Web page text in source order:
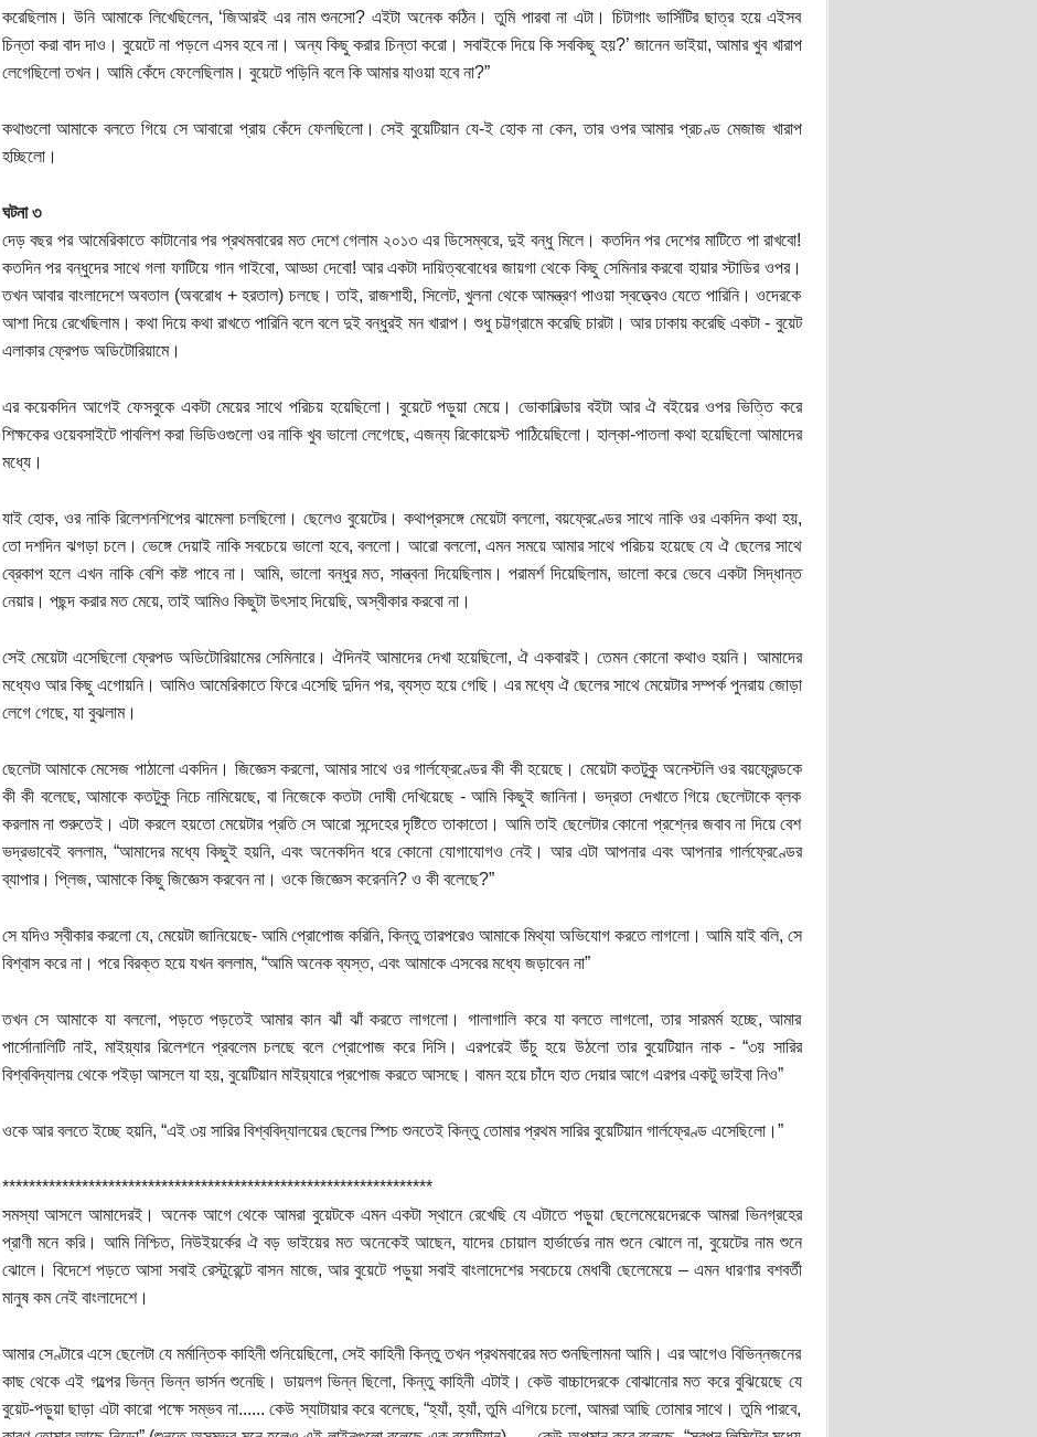
করেছিলাম। উনি আমাকে লিখেছিলেন, ‘জিআরই এর নাম শুনসো? এইটা অনেক কঠিন। তুমি পারবা না এটা। চিটাগাং ভার্সিটির ছাত্র হয়ে এইসব
চিন্তা করা বাদ দাও। বুয়েটে না পড়লে এসব হবে না। অন্য কিছু করার চিন্তা করো। সবাইকে দিয়ে কি সবকিছু হয়?’ জানেন ভাইয়া, আমার খুব খারাপ
লেগেছিলো তখন। আমি কেঁদে ফেলেছিলাম। বুয়েটে পড়িনি বলে কি আমার যাওয়া হবে না?”
কথাগুলো আমাকে বলতে গিয়ে সে আবারো প্রায় কেঁদে ফেলছিলো। সেই বুয়েটিয়ান যে-ই হোক না কেন, তার ওপর আমার প্রচণ্ড মেজাজ খারাপ
হচ্ছিলো।
ঘটনা ৩
দেড় বছর পর আমেরিকাতে কাটানোর পর প্রথমবারের মত দেশে গেলাম ২০১৩ এর ডিসেম্বরে, দুই বন্ধু মিলে। কতদিন পর দেশের মাটিতে পা রাখবো!
কতদিন পর বন্ধুদের সাথে গলা ফাটিয়ে গান গাইবো, আড্ডা দেবো! আর একটা দায়িত্ববোধের জায়গা থেকে কিছু সেমিনার করবো হায়ার স্টাডির ওপর।
তখন আবার বাংলাদেশে অবতাল (অবরোধ + হরতাল) চলছে। তাই, রাজশাহী, সিলেট, খুলনা থেকে আমন্ত্রণ পাওয়া স্বত্ত্বেও যেতে পারিনি। ওদেরকে
আশা দিয়ে রেখেছিলাম। কথা দিয়ে কথা রাখতে পারিনি বলে বলে দুই বন্ধুরই মন খারাপ। শুধু চট্টগ্রামে করেছি চারটা। আর ঢাকায় করেছি একটা - বুয়েট
এলাকার ফ্রেপড অডিটোরিয়ামে।
এর কয়েকদিন আগেই ফেসবুকে একটা মেয়ের সাথে পরিচয় হয়েছিলো। বুয়েটে পড়ুয়া মেয়ে। ভোকাবিল্ডার বইটা আর ঐ বইয়ের ওপর ভিত্তি করে
শিক্ষকের ওয়েবসাইটে পাবলিশ করা ভিডিওগুলো ওর নাকি খুব ভালো লেগেছে, এজন্য রিকোয়েস্ট পাঠিয়েছিলো। হাল্কা-পাতলা কথা হয়েছিলো আমাদের
মধ্যে।
যাই হোক, ওর নাকি রিলেশনশিপের ঝামেলা চলছিলো। ছেলেও বুয়েটের। কথাপ্রসঙ্গে মেয়েটা বললো, বয়ফ্রেণ্ডের সাথে নাকি ওর একদিন কথা হয়,
তো দশদিন ঝগড়া চলে। ভেঙ্গে দেয়াই নাকি সবচেয়ে ভালো হবে, বললো। আরো বললো, এমন সময়ে আমার সাথে পরিচয় হয়েছে যে ঐ ছেলের সাথে
ব্রেকাপ হলে এখন নাকি বেশি কষ্ট পাবে না। আমি, ভালো বন্ধুর মত, সান্ত্বনা দিয়েছিলাম। পরামর্শ দিয়েছিলাম, ভালো করে ভেবে একটা সিদ্ধান্ত
নেয়ার। পছন্দ করার মত মেয়ে, তাই আমিও কিছুটা উৎসাহ দিয়েছি, অস্বীকার করবো না।
সেই মেয়েটা এসেছিলো ফ্রেপড অডিটোরিয়ামের সেমিনারে। ঐদিনই আমাদের দেখা হয়েছিলো, ঐ একবারই। তেমন কোনো কথাও হয়নি। আমাদের
মধ্যেও আর কিছু এগোয়নি। আমিও আমেরিকাতে ফিরে এসেছি দুদিন পর, ব্যস্ত হয়ে গেছি। এর মধ্যে ঐ ছেলের সাথে মেয়েটার সম্পর্ক পুনরায় জোড়া
লেগে গেছে, যা বুঝলাম।
ছেলেটা আমাকে মেসেজ পাঠালো একদিন। জিজ্ঞেস করলো, আমার সাথে ওর গার্লফ্রেণ্ডের কী কী হয়েছে। মেয়েটা কতটুকু অনেস্টলি ওর বয়ফ্রেন্ডকে
কী কী বলেছে, আমাকে কতটুকু নিচে নামিয়েছে, বা নিজেকে কতটা দোষী দেখিয়েছে - আমি কিছুই জানিনা। ভদ্রতা দেখাতে গিয়ে ছেলেটাকে ব্লক
করলাম না শুরুতেই। এটা করলে হয়তো মেয়েটার প্রতি সে আরো সন্দেহের দৃষ্টিতে তাকাতো। আমি তাই ছেলেটার কোনো প্রশ্নের জবাব না দিয়ে বেশ
ভদ্রভাবেই বললাম, “আমাদের মধ্যে কিছুই হয়নি, এবং অনেকদিন ধরে কোনো যোগাযোগও নেই। আর এটা আপনার এবং আপনার গার্লফ্রেণ্ডের
ব্যাপার। প্লিজ, আমাকে কিছু জিজ্ঞেস করবেন না। ওকে জিজ্ঞেস করেননি? ও কী বলেছে?”
সে যদিও স্বীকার করলো যে, মেয়েটা জানিয়েছে- আমি প্রোপোজ করিনি, কিন্তু তারপরেও আমাকে মিথ্যা অভিযোগ করতে লাগলো। আমি যাই বলি, সে
বিশ্বাস করে না। পরে বিরক্ত হয়ে যখন বললাম, “আমি অনেক ব্যস্ত, এবং আমাকে এসবের মধ্যে জড়াবেন না”
তখন সে আমাকে যা বললো, পড়তে পড়তেই আমার কান ঝাঁ ঝাঁ করতে লাগলো। গালাগালি করে যা বলতে লাগলো, তার সারমর্ম হচ্ছে, আমার
পার্সোনালিটি নাই, মাইয়্যার রিলেশনে প্রবলেম চলছে বলে প্রোপোজ করে দিসি। এরপরেই উঁচু হয়ে উঠলো তার বুয়েটিয়ান নাক - “৩য় সারির
বিশ্ববিদ্যালয় থেকে পইড়া আসলে যা হয়, বুয়েটিয়ান মাইয়্যারে প্রপোজ করতে আসছে। বামন হয়ে চাঁদে হাত দেয়ার আগে এরপর একটু ভাইবা নিও”
ওকে আর বলতে ইচ্ছে হয়নি, “এই ৩য় সারির বিশ্ববিদ্যালয়ের ছেলের স্পিচ শুনতেই কিন্তু তোমার প্রথম সারির বুয়েটিয়ান গার্লফ্রেণ্ড এসেছিলো।”
*****************************************************************
সমস্যা আসলে আমাদেরই। অনেক আগে থেকে আমরা বুয়েটকে এমন একটা স্থানে রেখেছি যে এটাতে পড়ুয়া ছেলেমেয়েদেরকে আমরা ভিনগ্রহের
প্রাণী মনে করি। আমি নিশ্চিত, নিউইয়র্কের ঐ বড় ভাইয়ের মত অনেকেই আছেন, যাদের চোয়াল হার্ভার্ডের নাম শুনে ঝোলে না, বুয়েটের নাম শুনে
ঝোলে। বিদেশে পড়তে আসা সবাই রেস্টুরেন্টে বাসন মাজে, আর বুয়েটে পড়ুয়া সবাই বাংলাদেশের সবচেয়ে মেধাবী ছেলেমেয়ে – এমন ধারণার বশবর্তী
মানুষ কম নেই বাংলাদেশে।
আমার সেণ্টারে এসে ছেলেটা যে মর্মান্তিক কাহিনী শুনিয়েছিলো, সেই কাহিনী কিন্তু তখন প্রথমবারের মত শুনছিলামনা আমি। এর আগেও বিভিন্নজনের
কাছ থেকে এই গল্পের ভিন্ন ভিন্ন ভার্সন শুনেছি। ডায়লগ ভিন্ন ছিলো, কিন্তু কাহিনী এটাই। কেউ বাচ্চাদেরকে বোঝানোর মত করে বুঝিয়েছে যে
বুয়েট-পড়ুয়া ছাড়া এটা কারো পক্ষে সম্ভব না...... কেউ স্যাটায়ার করে বলেছে, “হ্যাঁ, হ্যাঁ, তুমি এগিয়ে চলো, আমরা আছি তোমার সাথে। তুমি পারবে,